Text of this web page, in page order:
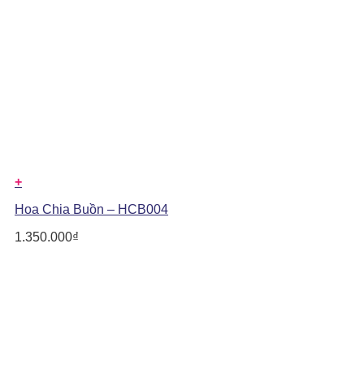
+
Hoa Chia Buồn – HCB004
1.350.000₫